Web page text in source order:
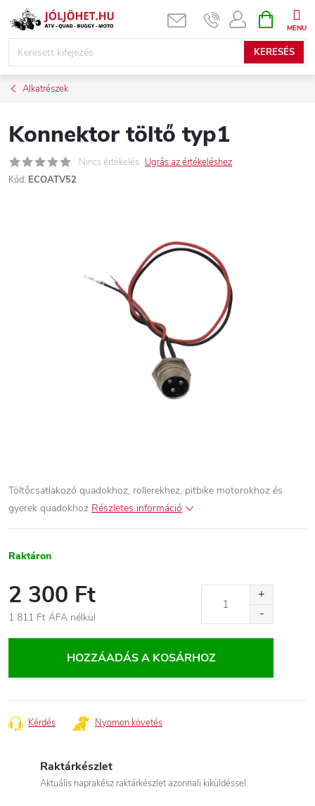
Ugrás
KERESÉS
KOSÁR
Alkatrészek
Konnektor töltő typ1
Nincs értékelés Ugrás az értékeléshez
Kód: ECOATV52
Töltőcsatlakozó quadokhoz, rollerekhez, pitbike motorokhoz és
gyerek quadokhoz Részletes információ
Raktáron
2 300 Ft
1 811 Ft ÁFA nélkül
HOZZÁADÁS A KOSÁRHOZ
Kérdés Nyomon követés
Raktárkészlet
Aktuális naprakész raktárkészlet azonnali kiküldéssel.